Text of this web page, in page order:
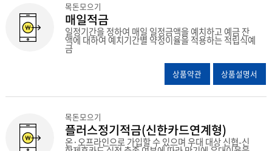
목돈모으기
매일적금
일정기간을 정하여 매일 일정금액을 예치하고 예금 잔
액에 대하여 예치기간별 약정이율을 적용하는 적립식예
금
상품약관 상품설명서
목돈모으기
플러스정기적금(신한카드연계형)
온·오프라인으로 가입할 수 있으며 우대 대상 신협-신